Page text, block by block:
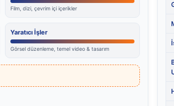
Film, dizi, çevrim içi içerikler
Yaratıcı İşler
Görsel düzenleme, temel video & tasarım